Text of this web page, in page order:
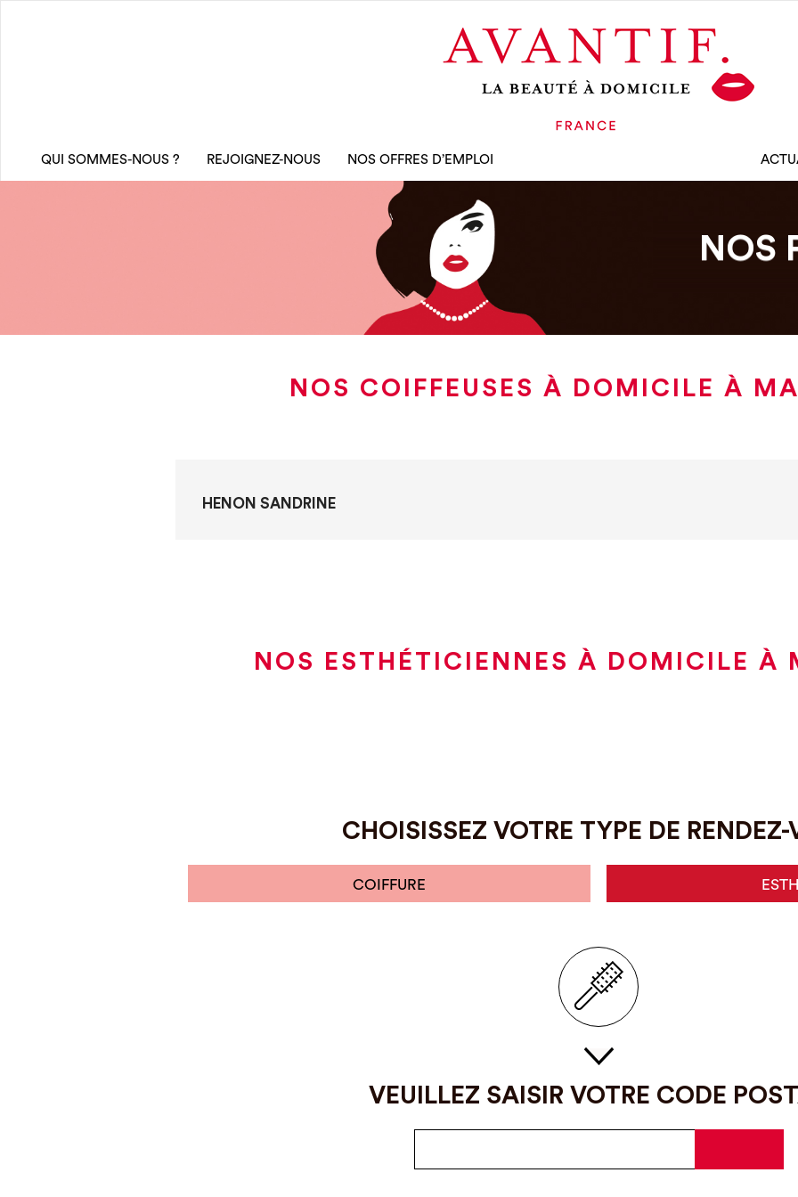
QUI SOMMES-NOUS ? REJOIGNEZ-NOUS NOS OFFRES D’EMPLOI
NOS
NOS COIFFEUSES À DOMICILE À
HENON SANDRINE
NOS ESTHÉTICIENNES À DOMICILE À
CHOISISSEZ VOTRE TYPE DE RENDEZ-
COIFFURE
VEUILLEZ SAISIR VOTRE CODE